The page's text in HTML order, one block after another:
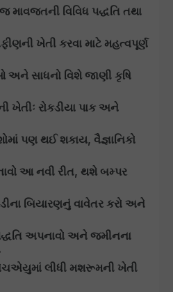
વિવિધ પદ્ધતિ તથા
ખેતી કરવા માટે મહત્વપૂર્ણ
સાધનો વિશે જાણી કૃષિ
ખેતીઃ રોકડીયા પાક અને
પણ થઈ શકાય, વૈજ્ઞાનિકો
આ નવી રીત, થશે બમ્પર
બિયારણનું વાવેતર કરો અને
અપનાવો અને જમીનના
લીધી મશરૂમની ખેતી